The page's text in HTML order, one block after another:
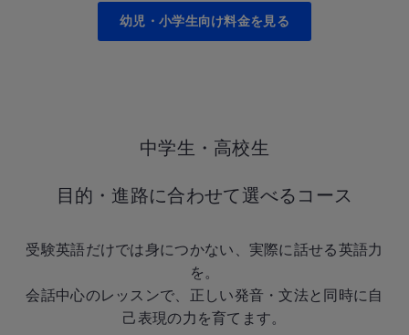
幼児・小学生向け料金を見る
中学生・高校生
目的・進路に合わせて選べるコース
受験英語だけでは身につかない、実際に話せる英語力
を。
会話中心のレッスンで、正しい発音・文法と同時に自
己表現の力を育てます。